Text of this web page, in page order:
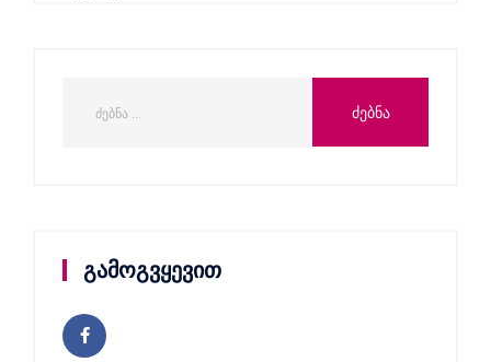
გამოგვყევით